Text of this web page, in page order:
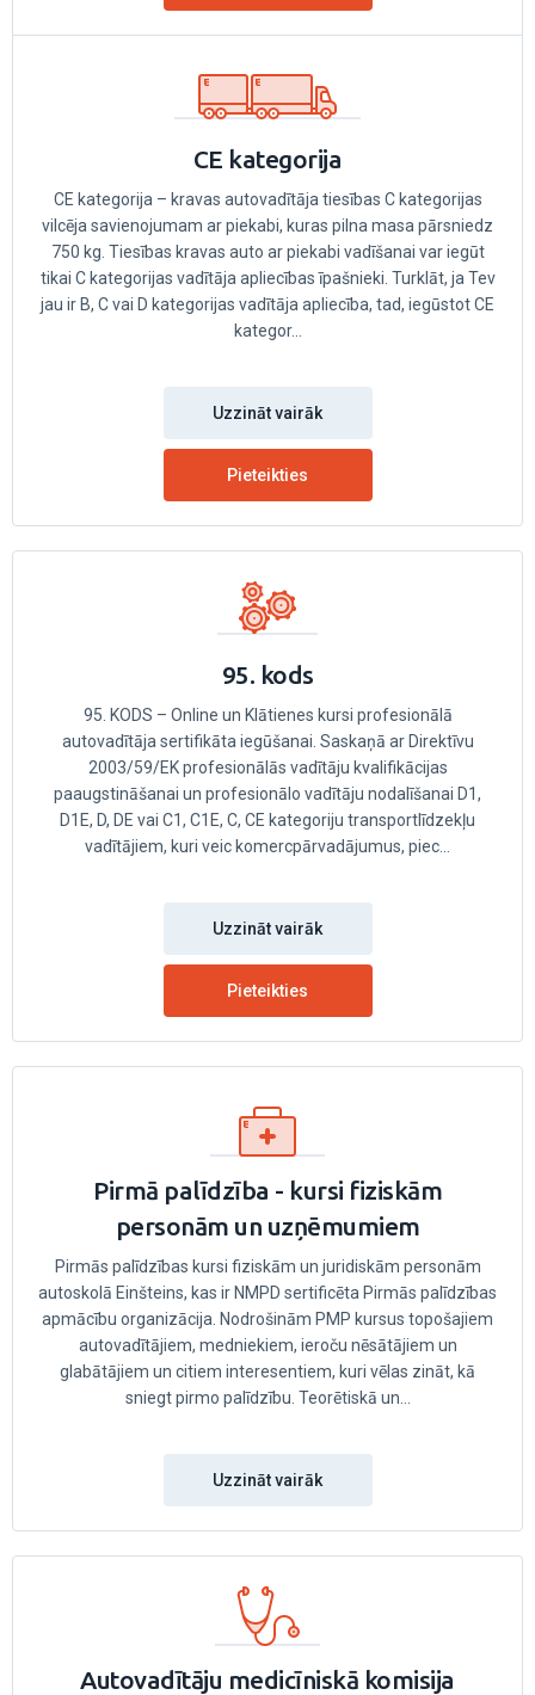
CE kategorija
CE kategorija – kravas autovadītāja tiesības C kategorijas
vilcēja savienojumam ar piekabi, kuras pilna masa pārsniedz
750 kg. Tiesības kravas auto ar piekabi vadīšanai var iegūt
tikai C kategorijas vadītāja apliecības īpašnieki. Turklāt, ja Tev
jau ir B, C vai D kategorijas vadītāja apliecība, tad, iegūstot CE
kategor...
Uzzināt vairāk
Pieteikties
95. kods
95. KODS – Online un Klātienes kursi profesionālā
autovadītāja sertifikāta iegūšanai. Saskaņā ar Direktīvu
2003/59/EK profesionālās vadītāju kvalifikācijas
paaugstināšanai un profesionālo vadītāju nodalīšanai D1,
D1E, D, DE vai C1, C1E, C, CE kategoriju transportlīdzekļu
vadītājiem, kuri veic komercpārvadājumus, piec...
Uzzināt vairāk
Pieteikties
Pirmā palīdzība - kursi fiziskām
personām un uzņēmumiem
Pirmās palīdzības kursi fiziskām un juridiskām personām
autoskolā Einšteins, kas ir NMPD sertificēta Pirmās palīdzības
apmācību organizācija. Nodrošinām PMP kursus topošajiem
autovadītājiem, medniekiem, ieroču nēsātājiem un
glabātājiem un citiem interesentiem, kuri vēlas zināt, kā
sniegt pirmo palīdzību. Teorētiskā un...
Uzzināt vairāk
Autovadītāju medicīniskā komisija